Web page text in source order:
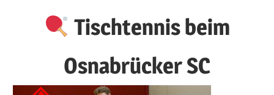
Tischtennis beim
Osnabrücker SC